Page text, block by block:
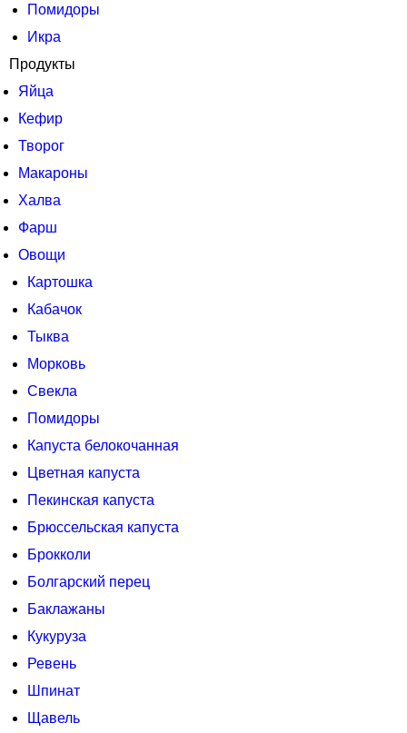
Помидоры
Икра
Продукты
Яйца
Кефир
Творог
Макароны
Халва
Фарш
Овощи
Картошка
Кабачок
Тыква
Морковь
Свекла
Помидоры
Капуста белокочанная
Цветная капуста
Пекинская капуста
Брюссельская капуста
Брокколи
Болгарский перец
Баклажаны
Кукуруза
Ревень
Шпинат
Щавель